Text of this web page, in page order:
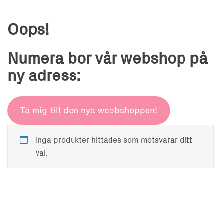
Oops!
Numera bor vår webshop på
ny adress:
Ta mig till den nya webbshoppen!
Inga produkter hittades som motsvarar ditt
val.